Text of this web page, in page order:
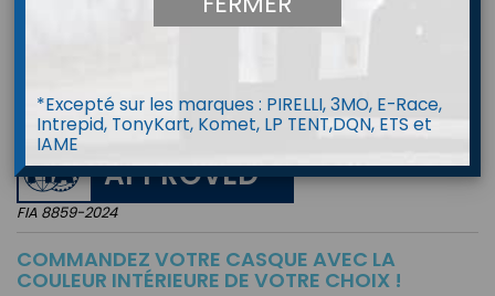
Casque Bell MAG-10 Rally Carbon
CUSTOM INTERIOR
APPROVED
FIA 8859-2024
COMMANDEZ VOTRE CASQUE AVEC LA
COULEUR INTÉRIEURE DE VOTRE CHOIX !
*Excepté sur les marques : PIRELLI, 3MO, E-Race,
Intrepid, TonyKart, Komet, LP TENT,DQN, ETS et
IAME